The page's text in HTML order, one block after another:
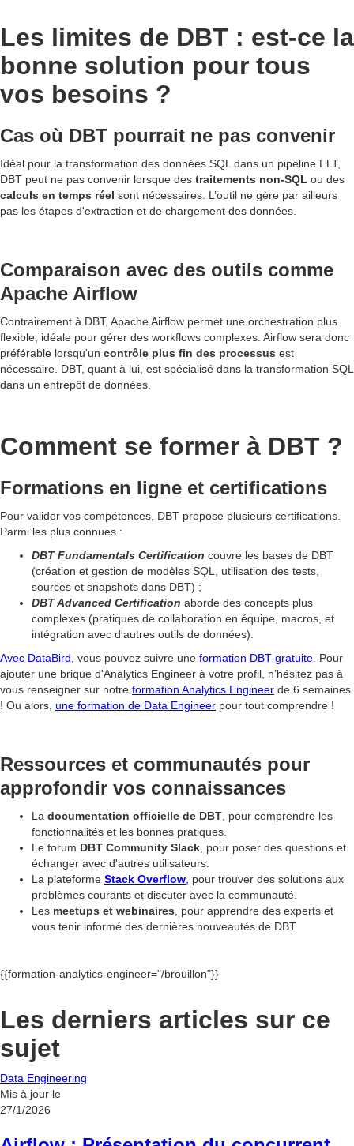
Les limites de DBT : est-ce la
bonne solution pour tous
vos besoins ?
Cas où DBT pourrait ne pas convenir
Idéal pour la transformation des données SQL dans un pipeline ELT,
DBT peut ne pas convenir lorsque des traitements non-SQL ou des
calculs en temps réel sont nécessaires. L’outil ne gère par ailleurs
pas les étapes d'extraction et de chargement des données.
Comparaison avec des outils comme
Apache Airflow
Contrairement à DBT, Apache Airflow permet une orchestration plus
flexible, idéale pour gérer des workflows complexes. Airflow sera donc
préférable lorsqu'un contrôle plus fin des processus est
nécessaire. DBT, quant à lui, est spécialisé dans la transformation SQL
dans un entrepôt de données.
Comment se former à DBT ?
Formations en ligne et certifications
Pour valider vos compétences, DBT propose plusieurs certifications.
Parmi les plus connues :
DBT Fundamentals Certification couvre les bases de DBT
(création et gestion de modèles SQL, utilisation des tests,
sources et snapshots dans DBT) ;
DBT Advanced Certification aborde des concepts plus
complexes (pratiques de collaboration en équipe, macros, et
intégration avec d'autres outils de données).
Avec DataBird , vous pouvez suivre une formation DBT gratuite . Pour
ajouter une brique d'Analytics Engineer à votre profil, n’hésitez pas à
vous renseigner sur notre formation Analytics Engineer de 6 semaines
! Ou alors, une formation de Data Engineer pour tout comprendre !
Ressources et communautés pour
approfondir vos connaissances
La documentation officielle de DBT , pour comprendre les
fonctionnalités et les bonnes pratiques.
Le forum DBT Community Slack , pour poser des questions et
échanger avec d'autres utilisateurs.
La plateforme Stack Overflow pour trouver des solutions aux
problèmes courants et discuter avec la communauté.
Les meetups et webinaires , pour apprendre des experts et
vous tenir informé des dernières nouveautés de DBT.
{{formation-analytics-engineer="/brouillon"}}
Les derniers articles sur ce
sujet
Data Engineering
Mis à jour le
27/1/2026